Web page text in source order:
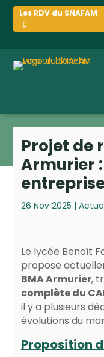
Les RDV du SNAFAM
Projet de
Armurier
26 Nov 2025 |
Le lycée Benoît
propose
BMA Armurier,
complète du
il y a plusieurs
évolutions du
Proposition